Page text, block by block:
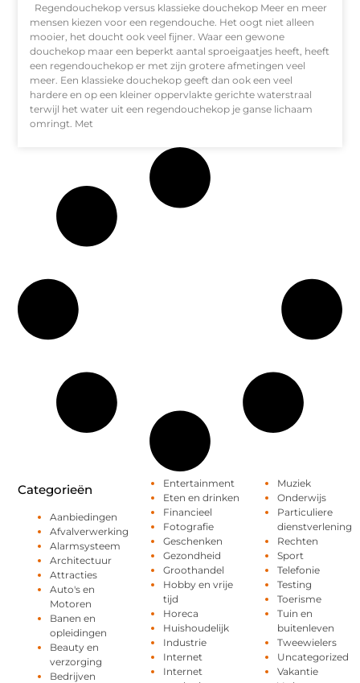
Regendouchekop versus klassieke douchekop Meer en meer
mensen kiezen voor een regendouche. Het oogt niet alleen
mooier, het doucht ook veel fijner. Waar een gewone
douchekop maar een beperkt aantal sproeigaatjes heeft, heeft
een regendouchekop er met zijn grotere afmetingen veel
meer. Een klassieke douchekop geeft dan ook een veel
hardere en op een kleiner oppervlakte gerichte waterstraal
terwijl het water uit een regendouchekop je ganse lichaam
omringt. Met
Categorieën
Aanbiedingen
Afvalverwerking
Alarmsysteem
Architectuur
Attracties
Auto's en
Motoren
Banen en
opleidingen
Beauty en
verzorging
Bedrijven
Entertainment
Eten en drinken
Financieel
Fotografie
Geschenken
Gezondheid
Groothandel
Hobby en vrije
tijd
Horeca
Huishoudelijk
Industrie
Internet
Internet
Muziek
Onderwijs
Particuliere
dienstverlening
Rechten
Sport
Telefonie
Testing
Toerisme
Tuin en
buitenleven
Tweewielers
Uncategorized
Vakantie